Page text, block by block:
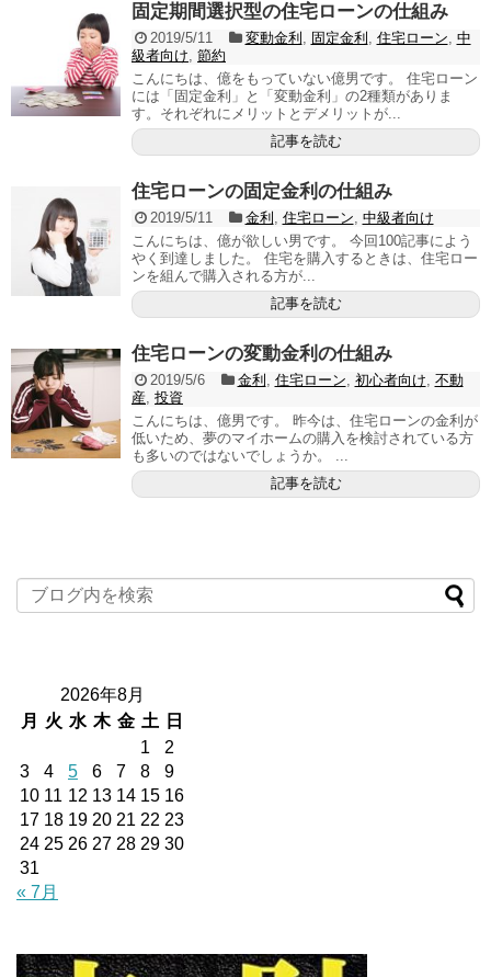
固定期間選択型の住宅ローンの仕組み
2019/5/11 変動金利 , 固定金利 , 住宅ローン, 中
級者向け, 節約
こんにちは、億をもっていない億男です。 住宅ローン
には「固定金利」と「変動金利」の2種類がありま
す。それぞれにメリットとデメリットが...
記事を読む
住宅ローンの固定金利の仕組み
2019/5/11 金利 , 住宅ローン, 中級者向け
こんにちは、億が欲しい男です。 今回100記事によう
やく到達しました。 住宅を購入するときは、住宅ロー
ンを組んで購入される方が...
記事を読む
住宅ローンの変動金利の仕組み
2019/5/6 金利 , 住宅ローン, 初心者向け, 不動
産, 投資
こんにちは、億男です。 昨今は、住宅ローンの金利が
低いため、夢のマイホームの購入を検討されている方
も多いのではないでしょうか。 ...
記事を読む
2026年8月
月
火 水 木 金 土
日
1
2
3
4 5 6 7 8
9
10 11 12 13 14 15 16
17 18 19 20 21 22 23
24 25 26 27 28 29 30
31
« 7月